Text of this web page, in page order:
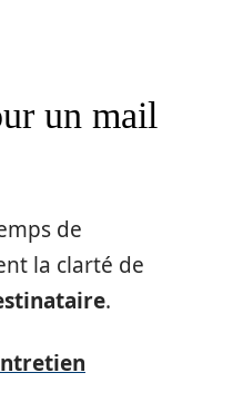
un mail
de
la clarté de
.